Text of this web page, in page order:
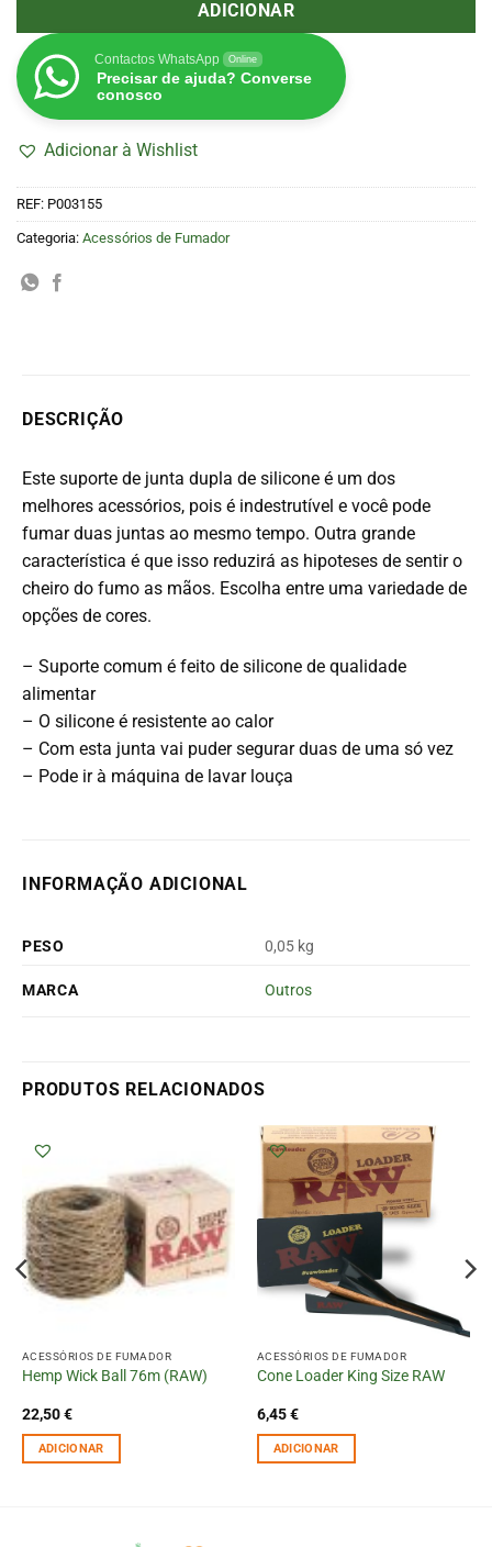
ADICIONAR
Contactos WhatsApp Online
Precisar de ajuda? Converse
conosco
Adicionar à Wishlist
REF: P003155
Categoria: Acessórios de Fumador
DESCRIÇÃO
Este suporte de junta dupla de silicone é um dos
melhores acessórios, pois é indestrutível e você pode
fumar duas juntas ao mesmo tempo. Outra grande
característica é que isso reduzirá as hipoteses de sentir o
cheiro do fumo as mãos. Escolha entre uma variedade de
opções de cores.
– Suporte comum é feito de silicone de qualidade
alimentar
– O silicone é resistente ao calor
– Com esta junta vai puder segurar duas de uma só vez
– Pode ir à máquina de lavar louça
INFORMAÇÃO ADICIONAL
PESO 0,05 kg
MARCA Outros
PRODUTOS RELACIONADOS
ACESSÓRIOS DE FUMADOR
Hemp Wick Ball 76m (RAW)
22,50€
ADICIONAR
ACESSÓRIOS DE FUMADOR
Cone Loader King Size RAW
6,45€
ADICIONAR